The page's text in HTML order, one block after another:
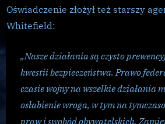
Oświadczenie złożył też starszy
Whitefield:
„Nasze działania są czysto
kwestii bezpieczeństwa. Prawo
czasie wojny na wszelkie działania
osłabienie wroga, w tym na
praw i swobód obywatelskich.